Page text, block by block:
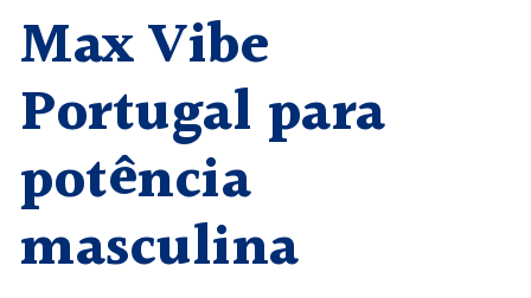
Max Vibe
Portugal para
potência
masculina